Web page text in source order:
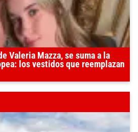
Valeria Mazza, se suma a la
los vestidos que reemplazan